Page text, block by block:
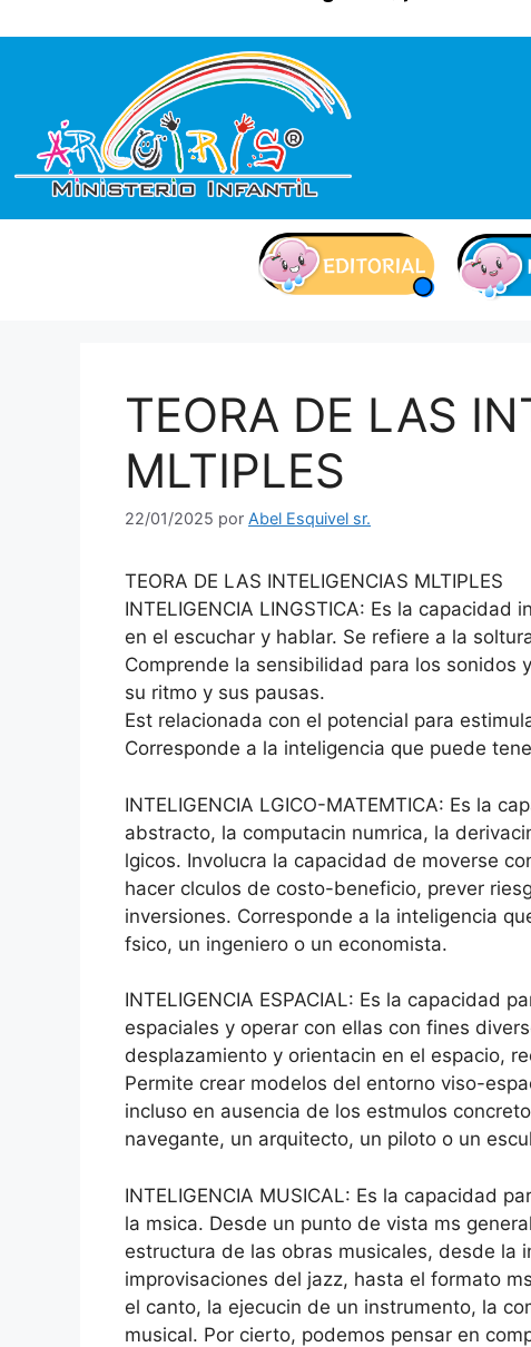
TEORA DE LAS
MLTIPLES
22/01/2025 por Abel Esquivel sr.
TEORA DE LAS INTELIGENCIAS MLTIPLES
INTELIGENCIA LINGSTICA: Es la
en el escuchar y hablar. Se refiere a la
Comprende la sensibilidad para los sonidos
su ritmo y sus pausas.
Est relacionada con el potencial para
Corresponde a la inteligencia que puede
INTELIGENCIA LGICO-MATEMTICA: Es la
abstracto, la computacin numrica, la
lgicos. Involucra la capacidad de moverse
hacer clculos de costo-beneficio, prever
inversiones. Corresponde a la inteligencia
fsico, un ingeniero o un economista.
INTELIGENCIA ESPACIAL: Es la capacidad
espaciales y operar con ellas con fines
desplazamiento y orientacin en el espacio,
Permite crear modelos del entorno viso-
incluso en ausencia de los estmulos
navegante, un arquitecto, un piloto o un
INTELIGENCIA MUSICAL: Es la capacidad
la msica. Desde un punto de vista ms
estructura de las obras musicales, desde la
improvisaciones del jazz, hasta el formato
el canto, la ejecucin de un instrumento, la
musical. Por cierto, podemos pensar en